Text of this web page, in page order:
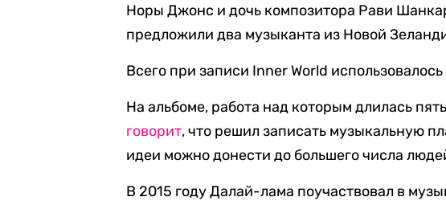
Норы Джонс и дочь композитора Рави
предложили два музыканта из Новой
Всего при записи Inner World
На альбоме, работа над которым длилась
говорит, что решил записать музыкальную
идеи можно донести до большего числа
В 2015 году Далай-лама поучаствовал в